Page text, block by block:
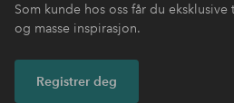
Som kunde hos oss får du
og masse inspirasjon.
Registrer deg